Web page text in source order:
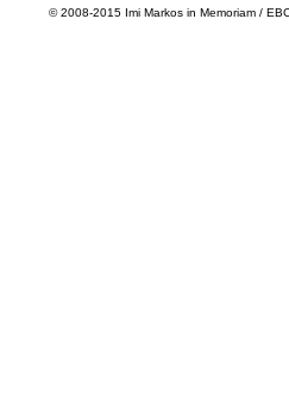
© 2008-2015 Imi Markos in Memoriam /